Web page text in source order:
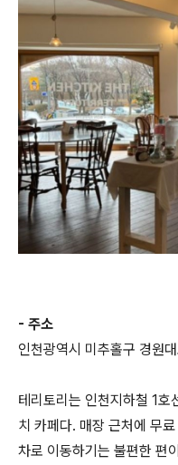
- 주소
인천광역시 미추홀구 경원
테리토리는 인천지하철 1호
치 카페다. 매장 근처에 무
차로 이동하기는 불편한 편